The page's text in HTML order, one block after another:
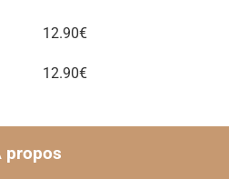
12.90€
12.90€
propos